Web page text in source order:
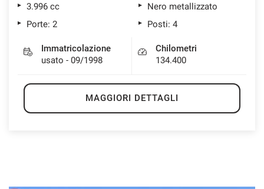
3.996 cc
Nero metallizzato
Porte: 2
Posti: 4
Immatricolazione
usato - 09/1998
Chilometri
134.400
MAGGIORI DETTAGLI